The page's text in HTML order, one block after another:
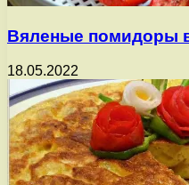
Вяленые помидоры
18.05.2022